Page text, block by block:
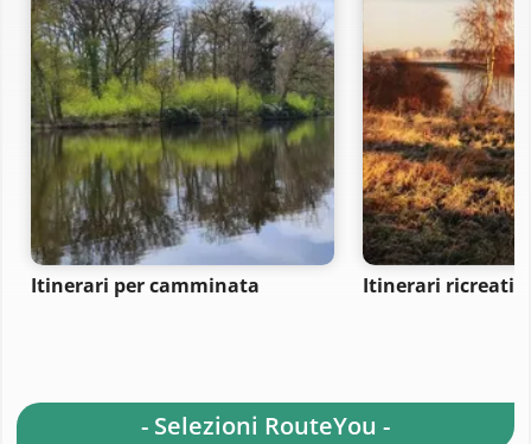
Itinerari per camminata Itinerari
- Selezioni RouteYou -